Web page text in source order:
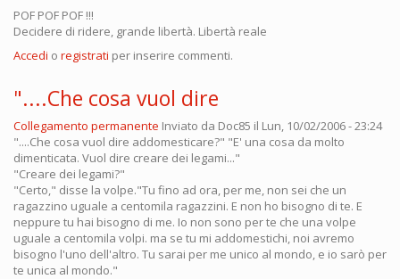
POF POF POF !!!
Decidere di ridere, grande libertà. Libertà reale
Accedi o registrati per inserire commenti.
"....Che cosa vuol dire
Collegamento permanente Inviato da Doc85 il Lun, 10/02/2006 - 23:24
"....Che cosa vuol dire addomesticare?" "E' una cosa da molto
dimenticata. Vuol dire creare dei legami..."
"Creare dei legami?"
"Certo," disse la volpe."Tu fino ad ora, per me, non sei che un
ragazzino uguale a centomila ragazzini. E non ho bisogno di te. E
neppure tu hai bisogno di me. Io non sono per te che una volpe
uguale a centomila volpi. ma se tu mi addomestichi, noi avremo
bisogno l'uno dell'altro. Tu sarai per me unico al mondo, e io sarò per
te unica al mondo."